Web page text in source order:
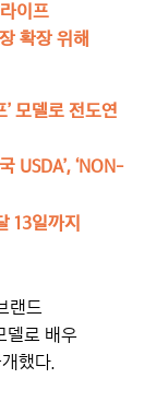
이프
확장 위해
모델로 전도연
USDA’, ‘NON-
13일까지
랜드
델로 배우
했다.